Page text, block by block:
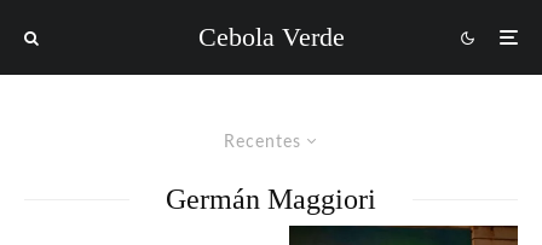
Cebola Verde
Recentes
Germán Maggiori